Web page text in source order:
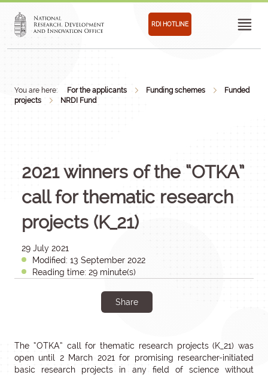
RDI HOTLINE
You are here: For the applicants Funding schemes
Funded
projects
NRDI Fund
2021 winners of the “OTKA”
call for thematic research
projects (K_21)
29 July 2021
Modified: 13 September 2022
Reading time: 29 minute(s)
Share
The “OTKA” call for thematic research projects (K_21) was
open until 2 March 2021 for promising researcher-initiated
basic research projects in any field of science without